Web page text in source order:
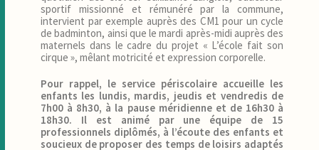
sportif missionné et rémunéré par la commune,
intervient par exemple auprès des CM1 pour un cycle
de badminton, ainsi que le mardi après-midi auprès des
maternels dans le cadre du projet « L’école fait son
cirque », mêlant motricité et expression corporelle.
Pour rappel, le service périscolaire accueille les
enfants les lundis, mardis, jeudis et vendredis de
7h00 à 8h30, à la pause méridienne et de 16h30 à
18h30. Il est animé par une équipe de 15
professionnels diplômés, à l’écoute des enfants et
soucieux de proposer des temps de loisirs adaptés